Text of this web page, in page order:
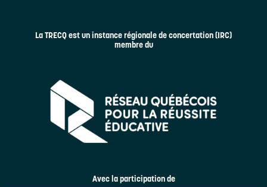
La TRECQ est un instance régionale de concertation (IRC)
membre du
Avec la participation de